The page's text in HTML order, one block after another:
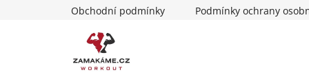
Obchodní podmínky Podmínky ochrany